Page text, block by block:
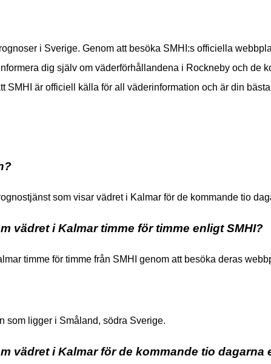
i Sverige. Genom att besöka SMHI:s officiella
dig själv om väderförhållandena i Rockneby och de
SMHI är officiell källa för all väderinformation och är din
som visar vädret i Kalmar för de kommande tio
vädret i Kalmar timme för timme enligt SMHI?
timme för timme från SMHI genom att besöka deras
som ligger i Småland, södra Sverige.
vädret i Kalmar för de kommande tio dagarna